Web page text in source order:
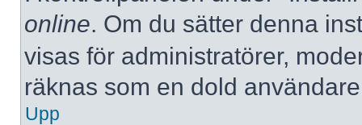
online. Om du sätter denna
visas för administratörer,
räknas som en dold
Upp